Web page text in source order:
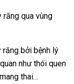
răng qua vùng
răng bởi bệnh lý
như thói quen
thai…